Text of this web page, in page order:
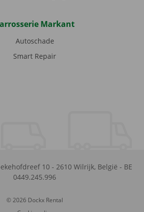
Markant
Autoschade
Smart Repair
10 - 2610 Wilrijk, België - BE
0449.245.996
© 2026 Dockx Rental